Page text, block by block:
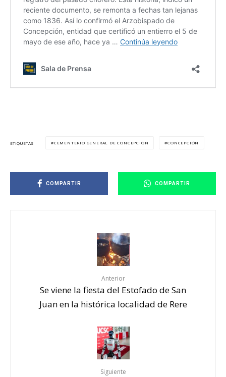
ETIQUETAS CEMENTERIO GENERAL DE CONCEPCIÓN CONCEPCIÓN
COMPARTIR COMPARTIR
Anterior
Se viene la fiesta del Estofado de San
Juan en la histórica localidad de Rere
Siguiente